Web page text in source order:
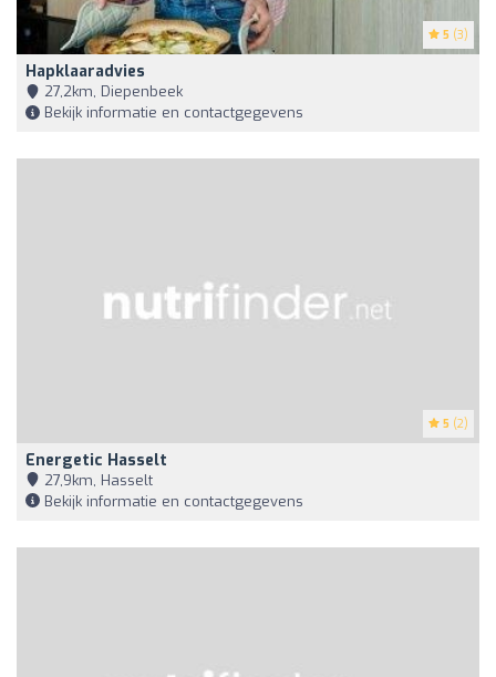
5 (3)
Hapklaaradvies
27,2km, Diepenbeek
Bekijk informatie en contactgegevens
5 (2)
Energetic Hasselt
27,9km, Hasselt
Bekijk informatie en contactgegevens